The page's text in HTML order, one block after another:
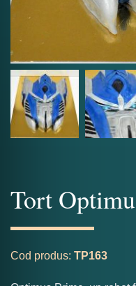
Tort
Cod produs: TP163